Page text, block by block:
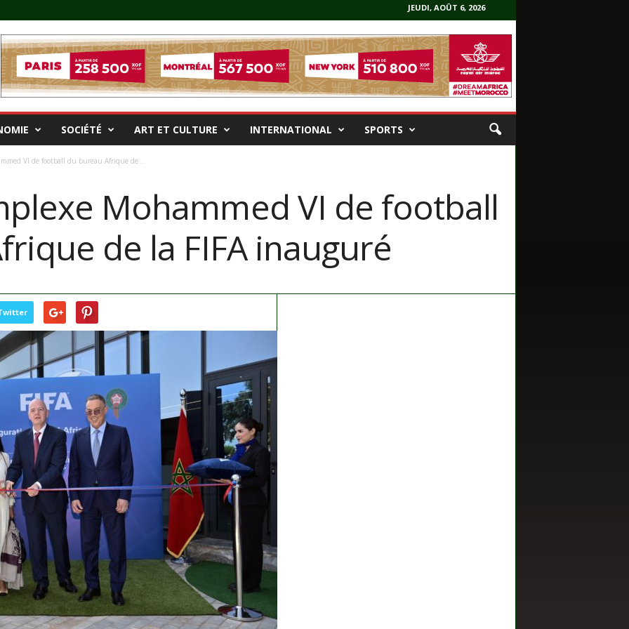
JEUDI, AOÛT 6, 2026
SOCIÉTÉ ART ET CULTURE INTERNATIONAL SPORTS
VI de football du bureau Afrique de...
Mohammed VI de football
de la FIFA inauguré